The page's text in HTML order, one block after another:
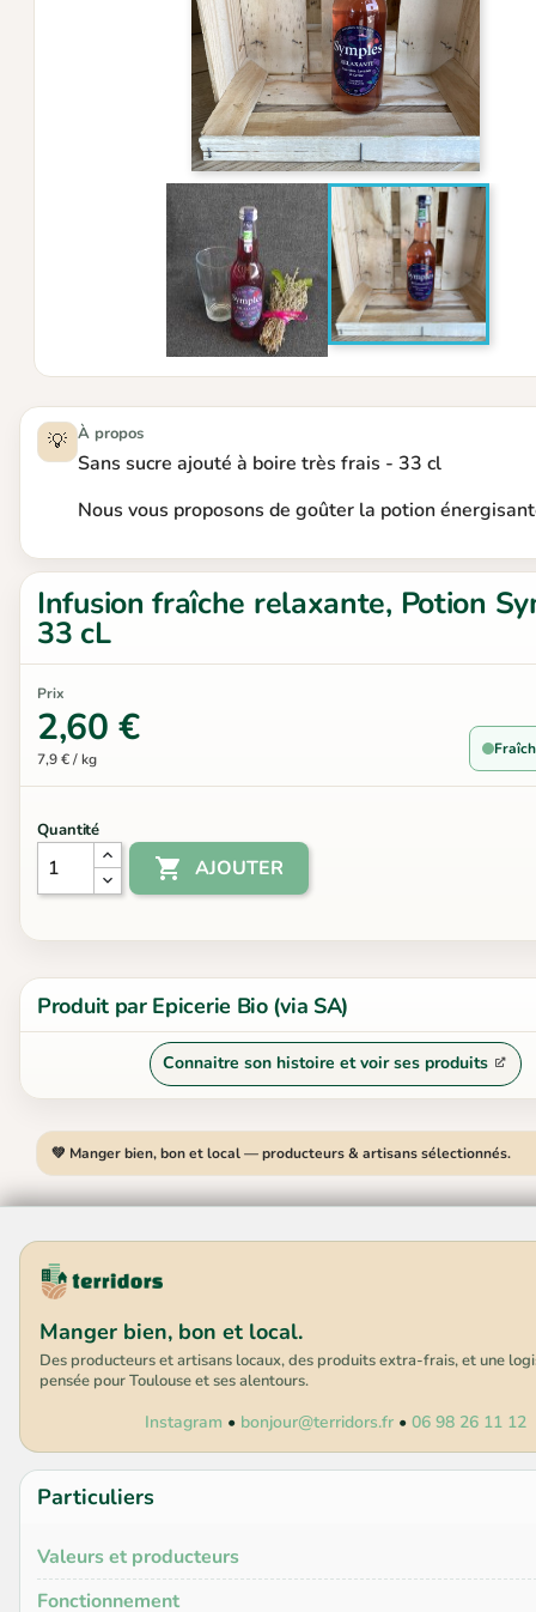
💡 À propos
Sans sucre ajouté à boire très frais - 33 cl
Nous vous proposons de goûter la potion
Infusion fraîche relaxante, Potion
33 cL
Prix
2,60 €
7,9 € / kg
Quantité
 AJOUTER
Produit par Epicerie Bio (via SA)
Connaitre son histoire et voir ses produits
💚 Manger bien, bon et local — producteurs & artisans sélectionnés.
Manger bien, bon et local.
Des producteurs et artisans locaux, des produits extra-frais, et une
pensée pour Toulouse et ses alentours.
Instagram • bonjour@terridors.fr• 06 98 26 11 12
Particuliers
Valeurs et producteurs
Fonctionnement